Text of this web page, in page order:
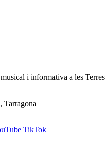
i informativa a les Terres
Tarragona
TikTok